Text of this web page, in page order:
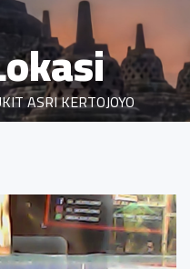
ASRI KERTOJOYO